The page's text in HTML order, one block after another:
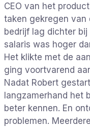
CEO van het
taken gekregen van
bedrijf lag dichter
salaris was hoger
Het klikte met de
ging voortvarend
Nadat Robert
langzamerhand het
beter kennen. En
problemen.